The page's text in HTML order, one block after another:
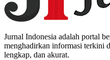
Jurnal Indonesia adalah portal
menghadirkan informasi terkini
lengkap, dan akurat.